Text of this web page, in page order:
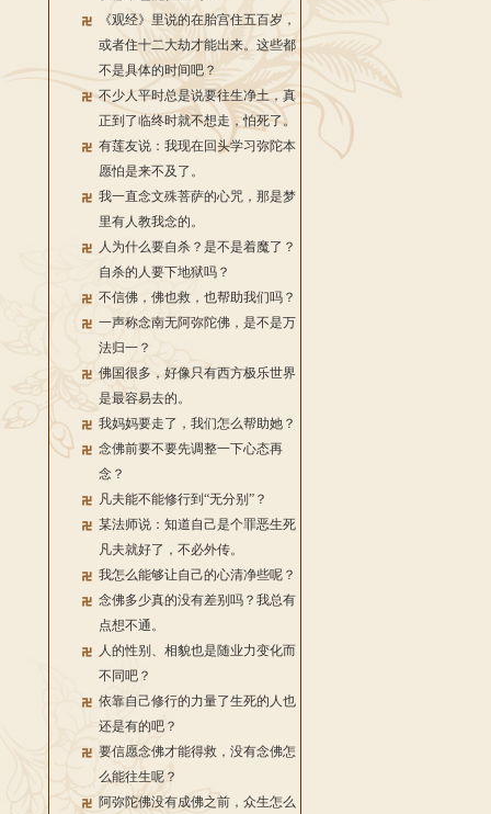
《观经》里说的在胎宫住五百岁，
或者住十二大劫才能出来。这些都
不是具体的时间吧？
不少人平时总是说要往生净土，真
正到了临终时就不想走，怕死了。
有莲友说：我现在回头学习弥陀本
愿怕是来不及了。
我一直念文殊菩萨的心咒，那是梦
里有人教我念的。
人为什么要自杀？是不是着魔了？
自杀的人要下地狱吗？
不信佛，佛也救，也帮助我们吗？
一声称念南无阿弥陀佛，是不是万
法归一？
佛国很多，好像只有西方极乐世界
是最容易去的。
我妈妈要走了，我们怎么帮助她？
念佛前要不要先调整一下心态再
念？
凡夫能不能修行到“无分别”？
某法师说：知道自己是个罪恶生死
凡夫就好了，不必外传。
我怎么能够让自己的心清净些呢？
念佛多少真的没有差别吗？我总有
点想不通。
人的性别、相貌也是随业力变化而
不同吧？
依靠自己修行的力量了生死的人也
还是有的吧？
要信愿念佛才能得救，没有念佛怎
么能往生呢？
阿弥陀佛没有成佛之前，众生怎么